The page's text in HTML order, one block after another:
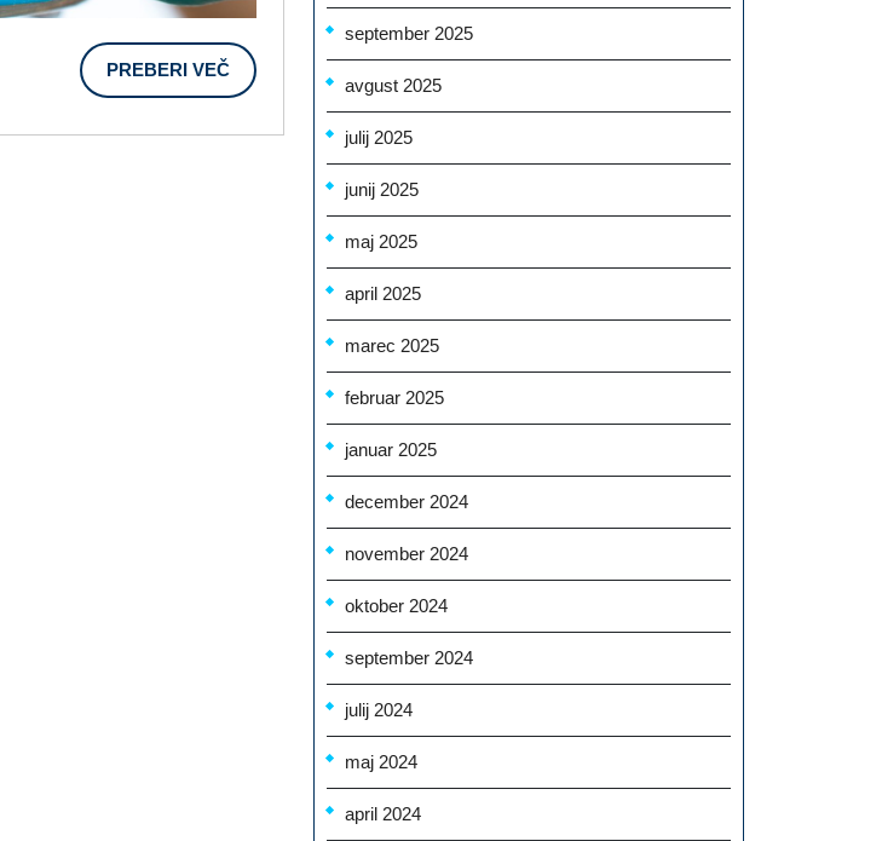
PREBERI VEČPREBERI
VEČ
september 2025
avgust 2025
julij 2025
junij 2025
maj 2025
april 2025
marec 2025
februar 2025
januar 2025
december 2024
november 2024
oktober 2024
september 2024
julij 2024
maj 2024
april 2024